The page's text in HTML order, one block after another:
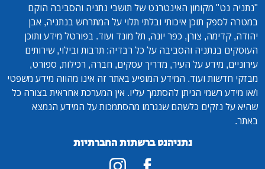
"נתניה נט" מקומון האינטרנט של תושבי נתניה והסביבה הוקם
במטרה לספק תוכן איכותי ובלתי תלוי על המתרחש בנתניה, אבן
יהודה, קדימה, צורן, כפר יונה, תל מונד ועוד. בפורטל מידע ותוכן
העוסקים בנתניה והסביבה על כל רבדיה: תרבות ובילוי, שירותים
עירוניים, מידע על העיר, מדריך עסקים, חברה, רכילות, ספורט,
מבזקי חדשות ועוד. המידע המופיע באתר זה אינו מהווה מידע משפטי
ו/או מידע רשמי הניתן להסתמך עליו. אין המערכת אחראית בצורה כל
שהיא על נזקים כלשהם שנגרמו מהסתמכות על המידע הנמצא
באתר.
נתניהנט ברשתות החברתיות